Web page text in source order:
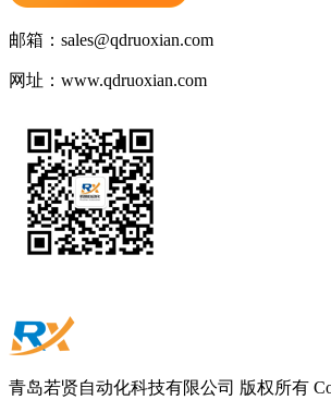
邮箱： sales@qdruoxian.com
网址： www.qdruoxian.com
青岛若贤自动化科技有限公司 版权所有